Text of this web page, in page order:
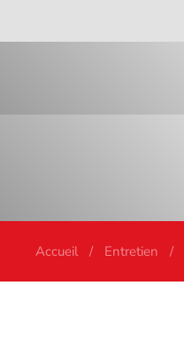
Accueil Entretien